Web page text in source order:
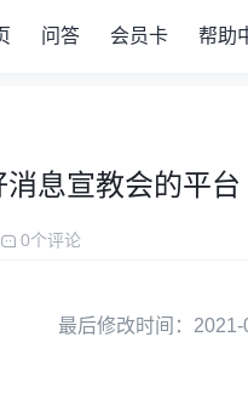
问答 会员卡 帮助
息宣教会的平台
0个评论
最后修改时间：